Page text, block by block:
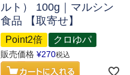
ルト） 100g｜マルシン
食品 【取寄せ】
Point2倍 クロゆパ
販売価格 ¥270税込